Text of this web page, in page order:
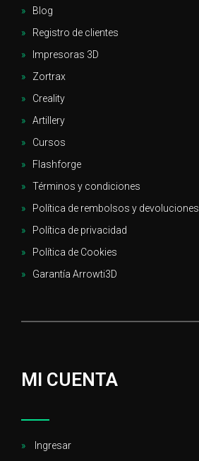
Blog
Registro de clientes
Impresoras 3D
Zortrax
Creality
Artillery
Cursos
Flashforge
Términos y condiciones
Política de rembolsos y devoluciones
Política de privacidad
Política de Cookies
Garantía Arrowti3D
MI CUENTA
Ingresar